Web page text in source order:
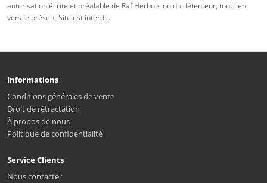
autorisation écrite et préalable de Raf Herbots ou du détenteur, tout lien
vers le présent Site est interdit.
Informations
Conditions générales de vente
Droit de rétractation
À propos de nous
Politique de confidentialité
Service Clients
Nous contacter